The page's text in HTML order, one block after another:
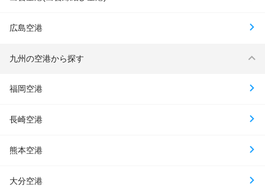
広島空港
九州の空港から探す
福岡空港
長崎空港
熊本空港
大分空港